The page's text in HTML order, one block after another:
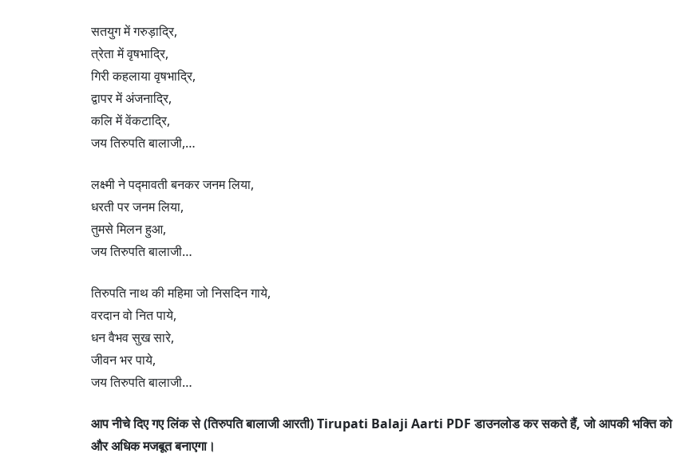
सतयुग में गरुड़ाद्रि,
त्रेता में वृषभाद्रि,
गिरी कहलाया वृषभाद्रि,
द्वापर में अंजनाद्रि,
कलि में वेंकटाद्रि,
जय तिरुपति बालाजी,…
लक्ष्मी ने पद्मावती बनकर जनम लिया,
धरती पर जनम लिया,
तुमसे मिलन हुआ,
जय तिरुपति बालाजी…
तिरुपति नाथ की महिमा जो निसदिन गाये,
वरदान वो नित पाये,
धन वैभव सुख सारे,
जीवन भर पाये,
जय तिरुपति बालाजी…
आप नीचे दिए गए लिंक से (तिरुपति बालाजी आरती) Tirupati Balaji Aarti PDF डाउनलोड कर सकते हैं, जो आपकी भक्ति को
और अधिक मजबूत बनाएगा।